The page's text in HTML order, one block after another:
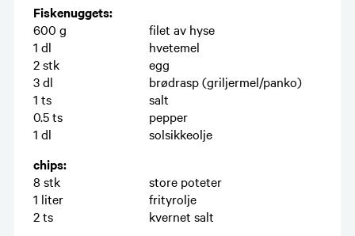
Fiskenuggets:
600 g
filet av hyse
1 dl
hvetemel
2stk
egg
3dl
brødrasp (griljermel/panko)
1 ts
salt
0.5ts
pepper
1 dl
solsikkeolje
chips:
8stk
store poteter
1 liter
frityrolje
2ts
kvernet salt